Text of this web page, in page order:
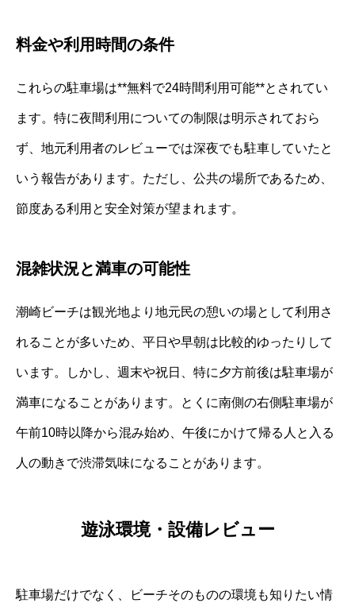
料金や利用時間の条件
これらの駐車場は**無料で24時間利用可能**とされてい
ます。特に夜間利用についての制限は明示されておら
ず、地元利用者のレビューでは深夜でも駐車していたと
いう報告があります。ただし、公共の場所であるため、
節度ある利用と安全対策が望まれます。
混雑状況と満車の可能性
潮崎ビーチは観光地より地元民の憩いの場として利用さ
れることが多いため、平日や早朝は比較的ゆったりして
います。しかし、週末や祝日、特に夕方前後は駐車場が
満車になることがあります。とくに南側の右側駐車場が
午前10時以降から混み始め、午後にかけて帰る人と入る
人の動きで渋滞気味になることがあります。
遊泳環境・設備レビュー
駐車場だけでなく、ビーチそのものの環境も知りたい情